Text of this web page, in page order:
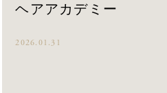
ヘアアカデミー
2026.01.31